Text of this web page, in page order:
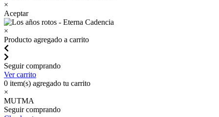
×
Aceptar
×
Producto agregado a carrito
Seguir comprando
Ver carrito
0 item(s) agregado tu carrito
×
MUTMA
Seguir comprando